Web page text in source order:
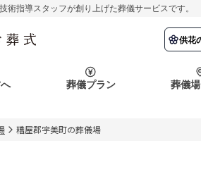
術指導スタッフが創り上げた葬儀サービスです。
供花
ての方へ
葬儀プラン 葬儀
都
儀事例
の知識
ての方へ 納棺の儀と
都 埼玉県
市
儀事例 お客様の声
の知識 供花のご依頼
糟屋郡宇美町の葬儀場